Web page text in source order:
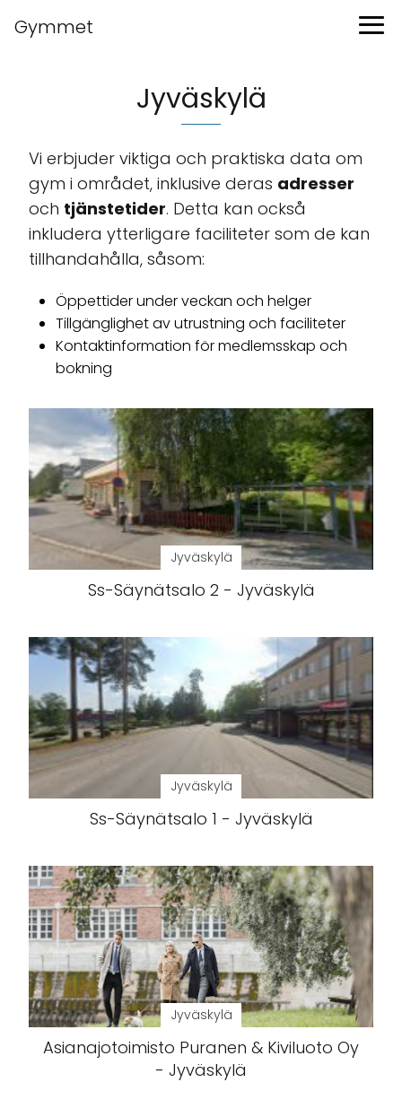
Gymmet
Jyväskylä
Vi erbjuder viktiga och praktiska data om
gym i området, inklusive deras adresser
och tjänstetider. Detta kan också
inkludera ytterligare faciliteter som de kan
tillhandahålla, såsom:
Öppettider under veckan och helger
Tillgänglighet av utrustning och faciliteter
Kontaktinformation för medlemsskap och
bokning
Jyväskylä
Ss-Säynätsalo 2 - Jyväskylä
Jyväskylä
Ss-Säynätsalo 1 - Jyväskylä
Jyväskylä
Asianajotoimisto Puranen & Kiviluoto Oy
- Jyväskylä